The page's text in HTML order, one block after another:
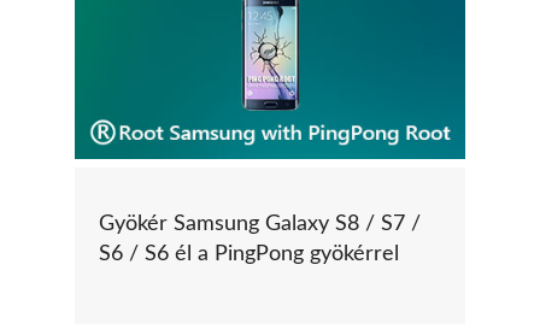
Gyökér Samsung Galaxy S8 / S7 /
S6 / S6 él a PingPong gyökérrel